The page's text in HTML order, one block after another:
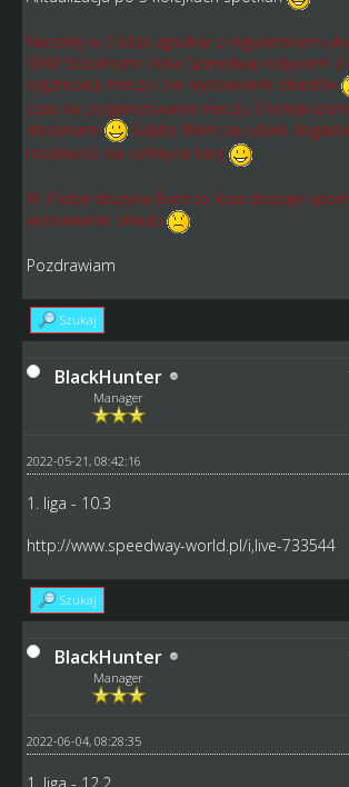
Niestety w 2 lidze zgodnie z regulaminem
GKM Stockholm i Inka Speedway odjęciem
orgznizacji meczy i nie wystawianie składów
czas na zorganizowanie meczu 3 kolejki
drużynami
Gdyby Wam się udało
możliwość na cofnięcie kary
W 3 lidze drużyna Born to lose dostaje
wystawianie składu
Pozdrawiam
Szukaj
BlackHunter
Manager
2022-05-21, 08:42:16
1. liga - 10.3
http://www.speedway-world.pl/i,live-733544
Szukaj
BlackHunter
Manager
2022-06-04, 08:28:35